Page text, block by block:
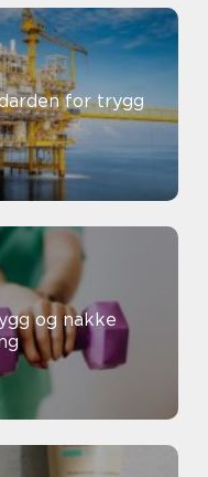
og nakke